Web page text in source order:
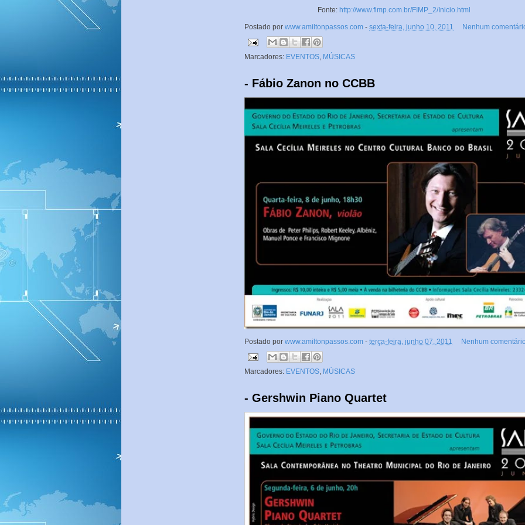
Fonte: http://www.fimp.com.br/FIMP_2/Inicio.html
Postado por www.amiltonpassos.com - sexta-feira, junho 10, 2011 Nenhum
Marcadores: EVENTOS, MÚSICAS
- Fábio Zanon no CCBB
Postado por www.amiltonpassos.com - terça-feira, junho 07, 2011 Nenhum
Marcadores: EVENTOS, MÚSICAS
- Gershwin Piano Quartet